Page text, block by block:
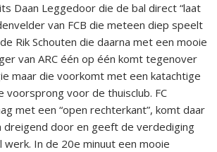
Daan Leggedoor die de bal direct “laat
van FCB die meteen diep speelt
Rik Schouten die daarna met een mooie
van ARC één op één komt tegenover
maar die voorkomt met een katachtige
voorsprong voor de thuisclub. FC
met een “open rechterkant”, komt daar
dreigend door en geeft de verdediging
werk. In de 20e minuut een mooie